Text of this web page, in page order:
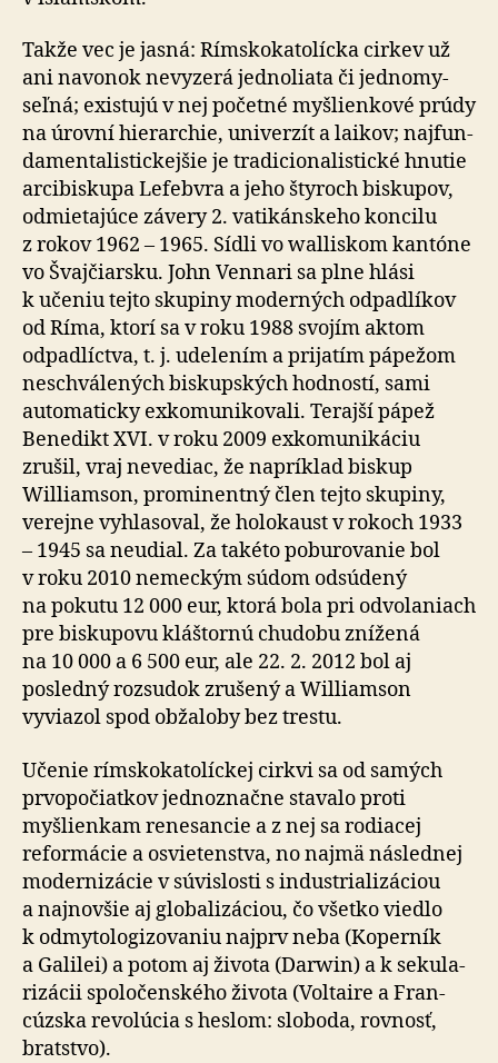
Takže vec je jasná: Rímskokatolícka cirkev už
ani navonok ne­vy­zerá jed­no­liata či jed­no­my­
seľná; existujú v nej početné myšlienkové prúdy
na úrovní hierarchie, univerzít a laikov; naj­fun­
da­men­ta­lis­tic­kej­šie je tra­di­cio­na­lis­tické hnutie
arcibiskupa Lefebvra a jeho štyroch biskupov,
odmietajúce závery 2. va­ti­kán­skeho koncilu
z rokov 1962 – 1965. Sídli vo walliskom kantóne
vo Švaj­čiar­sku. John Vennari sa plne hlási
k učeniu tejto skupiny moderných odpadlíkov
od Ríma, ktorí sa v roku 1988 svojím aktom
odpad­líctva, t. j. udelením a pri­ja­tím pápežom
neschvá­le­ných biskupských hodností, sami
automaticky ex­ko­mu­ni­ko­vali. Terajší pápež
Benedikt XVI. v roku 2009 exko­mu­ni­káciu
zrušil, vraj nevediac, že napríklad biskup
Williamson, prominentný člen tejto skupiny,
verejne vyhlasoval, že holo­kaust v rokoch 1933
– 1945 sa neudial. Za ta­kéto po­bu­ro­vanie bol
v roku 2010 nemeckým súdom odsúdený
na pokutu 12 000 eur, ktorá bola pri od­vo­la­niach
pre bisku­povu kláštornú chudobu znížená
na 10 000 a 6 500 eur, ale 22. 2. 2012 bol aj
posledný roz­su­dok zru­šený a Williamson
vyviazol spod obža­loby bez trestu.
Učenie rímskokatolíckej cirkvi sa od samých
prvo­po­čiat­kov jed­no­značne stavalo proti
myšlienkam rene­san­cie a z nej sa rodiacej
refor­mácie a osvie­ten­stva, no najmä následnej
mo­der­ni­zácie v sú­vis­losti s in­dus­tria­li­zá­ciou
a naj­novšie aj glo­ba­li­záciou, čo všetko viedlo
k od­my­to­lo­gi­zo­vaniu najprv neba (Koperník
a Galilei) a potom aj života (Darwin) a k se­ku­la­
ri­zácii spo­lo­čen­ského života (Voltaire a Fran­
cúzska revo­lúcia s heslom: sloboda, rovnosť,
bratstvo).